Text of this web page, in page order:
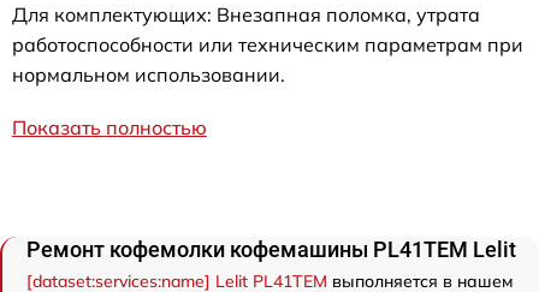
Для комплектующих: Внезапная поломка, утрата
работоспособности или техническим параметрам при
нормальном использовании.
Показать полностью
Ремонт кофемолки кофемашины PL41TEM Lelit
[dataset:services:name] Lelit PL41TEM выполняется в нашем